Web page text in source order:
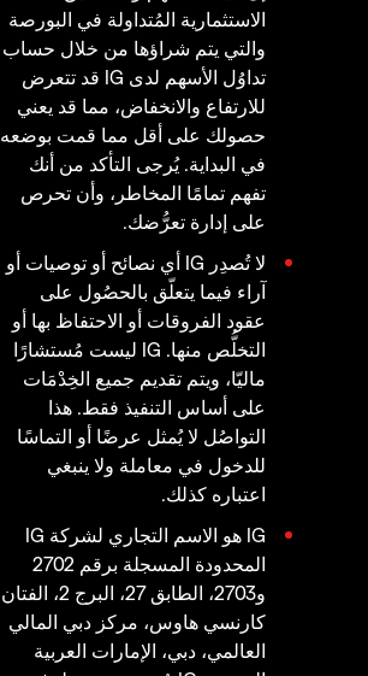
الاستثمارية المُتداولة في البورصة
والتي يتم شراؤها من خلال حساب
تداوُل الأسهم لدى IG قد تتعرض
للارتفاع والانخفاض، مما قد يعني
حصولك على أقل مما قمت بوضعه
في البداية. يُرجى التأكد من أنك
تفهم تمامًا المخاطر، وأن تحرص
على إدارة تعرُّضك.
لا تُصدِر IG أي نصائح أو توصيات أو
آراء فيما يتعلّق بالحصُول على
عقود الفروقات أو الاحتفاظ بها أو
التخلُّص منها. IG ليست مُستشارًا
ماليّا، ويتم تقديم جميع الخِدْمَات
على أساس التنفيذ فقط. هذا
التواصُل لا يُمثل عرضًا أو التماسًا
للدخول في معاملة ولا ينبغي
اعتباره كذلك.
IG هو الاسم التجاري لشركة IG
المحدودة المسجلة برقم 2702
و2703، الطابق 27، البرج 2، الفتان
كارنسي هاوس، مركز دبي المالي
العالمي، دبي، الإمارات العربية